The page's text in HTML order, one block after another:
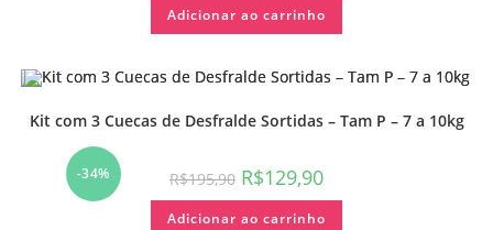
Adicionar ao carrinho
-34%
Kit com 3 Cuecas de Desfralde Sortidas – Tam P – 7 a 10kg
R$195,90 R$129,90
Adicionar ao carrinho